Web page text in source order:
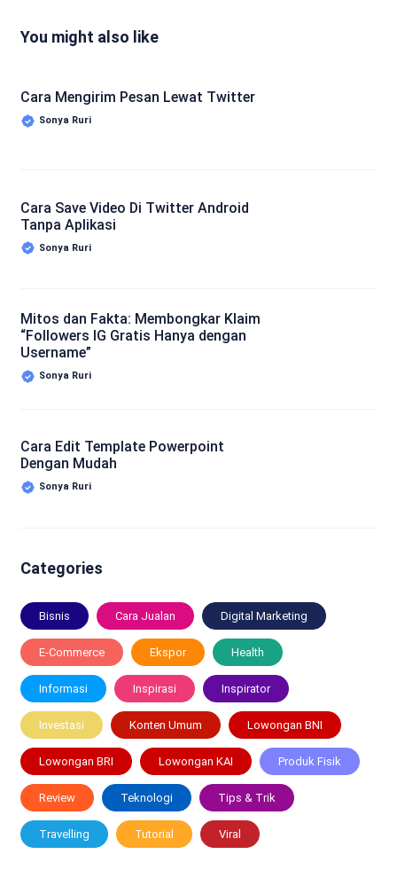
You might also like
Cara Mengirim Pesan Lewat Twitter
Sonya Ruri
Cara Save Video Di Twitter Android
Tanpa Aplikasi
Sonya Ruri
Mitos dan Fakta: Membongkar Klaim
“Followers IG Gratis Hanya dengan
Username”
Sonya Ruri
Cara Edit Template Powerpoint
Dengan Mudah
Sonya Ruri
Categories
Bisnis Cara Jualan Digital Marketing
E-Commerce Ekspor Health
Informasi Inspirasi Inspirator
Investasi Konten Umum Lowongan BNI
Lowongan BRI Lowongan KAI Produk Fisik
Review Teknologi Tips & Trik
Travelling Tutorial Viral